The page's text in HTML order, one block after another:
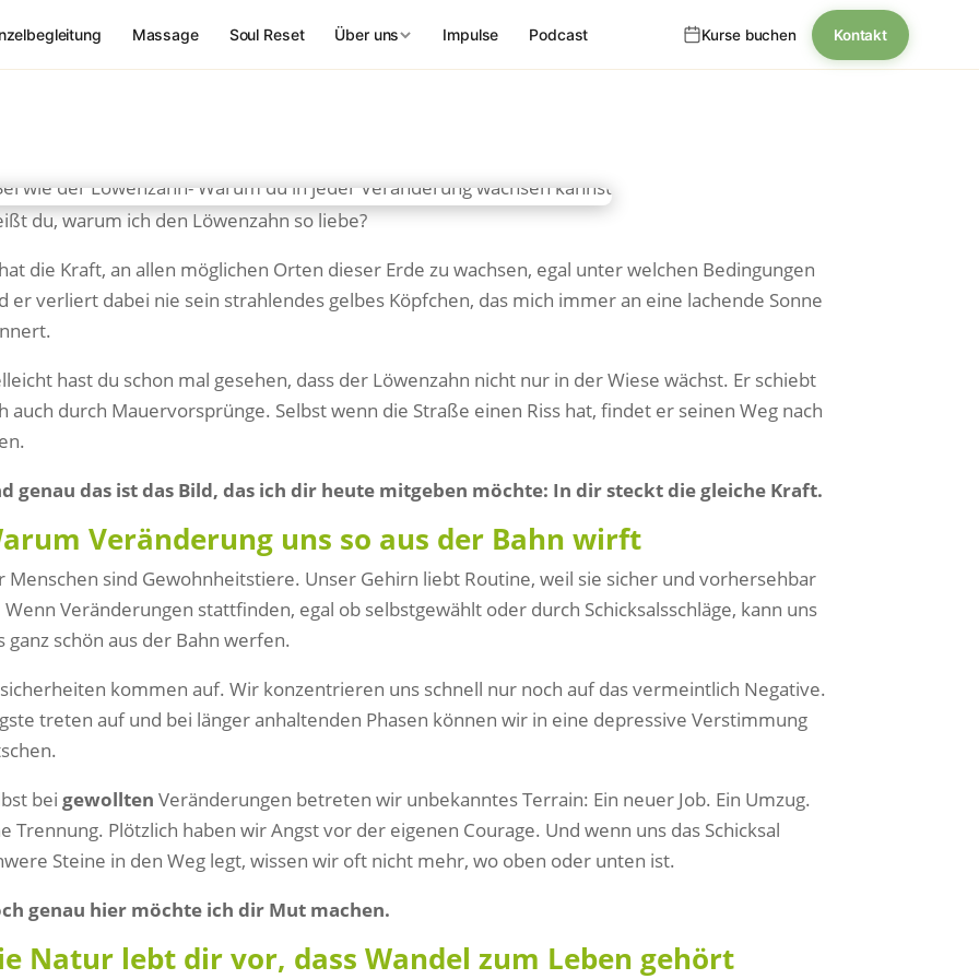
du, warum ich den Löwenzahn so liebe?
die Kraft, an allen möglichen Orten dieser Erde zu wachsen, egal unter welchen Bedingungen
er verliert dabei nie sein strahlendes gelbes Köpfchen, das mich immer an eine lachende Sonne
hast du schon mal gesehen, dass der Löwenzahn nicht nur in der Wiese wächst. Er schiebt
auch durch Mauervorsprünge. Selbst wenn die Straße einen Riss hat, findet er seinen Weg nach
genau das ist das Bild, das ich dir heute mitgeben möchte: In dir steckt die gleiche Kraft.
Veränderung uns so aus der Bahn wirft
Menschen sind Gewohnheitstiere. Unser Gehirn liebt Routine, weil sie sicher und vorhersehbar
Wenn Veränderungen stattfinden, egal ob selbstgewählt oder durch Schicksalsschläge, kann uns
ganz schön aus der Bahn werfen.
kommen auf. Wir konzentrieren uns schnell nur noch auf das vermeintlich Negative.
treten auf und bei länger anhaltenden Phasen können wir in eine depressive Verstimmung
beigewollten Veränderungen betreten wir unbekanntes Terrain: Ein neuer Job. Ein Umzug.
Trennung. Plötzlich haben wir Angst vor der eigenen Courage. Und wenn uns das Schicksal
Steine in den Weg legt, wissen wir oft nicht mehr, wo oben oder unten ist.
genau hier möchte ich dir Mut machen.
Natur lebt dir vor, dass Wandel zum Leben gehört
WEIL DER STADT
mit Tanja
&
Yoga mit Lea
mit Katharina
💻 ONLINE BUCHBAR
🌸
SoulFlow Online
Wochen Aufzeichnung
🧘‍♀️ 69 € · Live-Livestream + 4
Wochen Aufzeichnung
🌐 Übersicht & Vergleich
🎫 Flexibel alle Vor-Ort-Kurse
kombinieren
📅
Zur Kursübersicht
Massage Soul Reset Über uns
🫁 Norman
✨ Tanja
Energiearbeit
💻 Digitales & Technik
Impulse Podcast Kurse buchen Kontakt